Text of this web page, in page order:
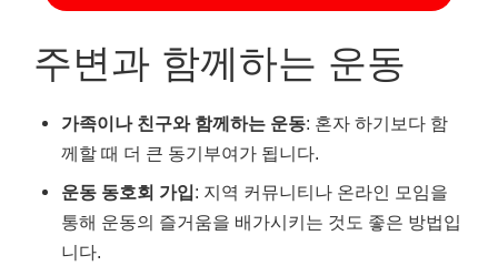
주변과 함께하는 운동
가족이나 친구와 함께하는 운동: 혼자 하기보다 함
께할 때 더 큰 동기부여가 됩니다.
운동 동호회 가입: 지역 커뮤니티나 온라인 모임을
통해 운동의 즐거움을 배가시키는 것도 좋은 방법입
니다.